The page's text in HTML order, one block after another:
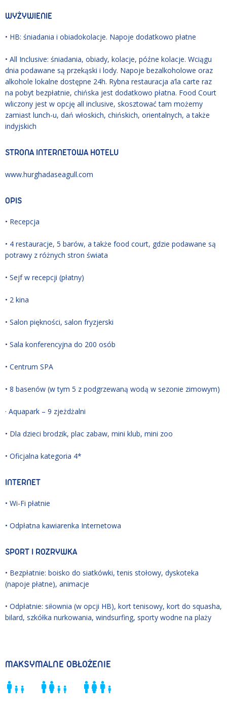
WYŻYWIENIE
• HB: śniadania i obiadokolacje. Napoje dodatkowo płatne
• All Inclusive: śniadania, obiady, kolacje, późne kolacje. Wciągu
dnia podawane są przekąski i lody. Napoje bezalkoholowe oraz
alkohole lokalne dostępne 24h. Rybna restauracja a’la carte raz
na pobyt bezpłatnie, chińska jest dodatkowo płatna. Food Court
wliczony jest w opcję all inclusive, skosztować tam możemy
zamiast lunch-u, dań włoskich, chińskich, orientalnych, a także
indyjskich
STRONA INTERNETOWA HOTELU
www.hurghadaseagull.com
OPIS
• Recepcja
• 4 restauracje, 5 barów, a także food court, gdzie podawane są
potrawy z różnych stron świata
• Sejf w recepcji (płatny)
• 2 kina
• Salon piękności, salon fryzjerski
• Sala konferencyjna do 200 osób
• Centrum SPA
• 8 basenów (w tym 5 z podgrzewaną wodą w sezonie zimowym)
· Aquapark – 9 zjeżdżalni
• Dla dzieci brodzik, plac zabaw, mini klub, mini zoo
• Oficjalna kategoria 4*
INTERNET
• Wi-Fi płatnie
• Odpłatna kawiarenka Internetowa
SPORT I ROZRYWKA
• Bezpłatnie: boisko do siatkówki, tenis stołowy, dyskoteka
(napoje płatne), animacje
• Odpłatnie: siłownia (w opcji HB), kort tenisowy, kort do squasha,
bilard, szkółka nurkowania, windsurfing, sporty wodne na plaży
MAKSYMALNE OBŁOŻENIE